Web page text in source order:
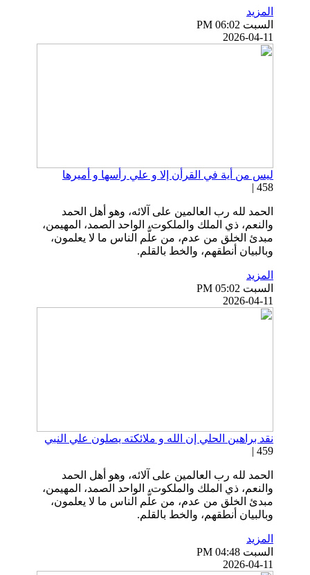
المزيد
السبت PM 06:02
2026-04-11
ليس من أية في القرأن إلا و علي رأسها و أميرها
458 |
الحمد لله رب العالمين على آلائه، وهو أهل الحمد
والنعم، ذي الملك والملكوت، الواحد الصمد، المهيمن،
مبدئ الخلق من عدم، من علَّم الناس ما لا يعلمون،
وبالبيان أنطقهم، والخط بالقلم.
المزيد
السبت PM 05:02
2026-04-11
نقد براهين الحلي إن الله و ملائكته يصلون علي النبي
459 |
الحمد لله رب العالمين على آلائه، وهو أهل الحمد
والنعم، ذي الملك والملكوت، الواحد الصمد، المهيمن،
مبدئ الخلق من عدم، من علَّم الناس ما لا يعلمون،
وبالبيان أنطقهم، والخط بالقلم.
المزيد
السبت PM 04:48
2026-04-11